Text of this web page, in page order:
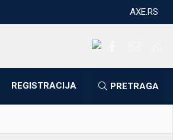
AXE.RS
REGISTRACIJA PRETRAGA